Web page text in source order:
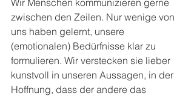
Wir Menschen kommunizieren gerne
zwischen den Zeilen. Nur wenige von
uns haben gelernt, unsere
(emotionalen) Bedürfnisse klar zu
formulieren. Wir verstecken sie lieber
kunstvoll in unseren Aussagen, in der
Hoffnung, dass der andere das